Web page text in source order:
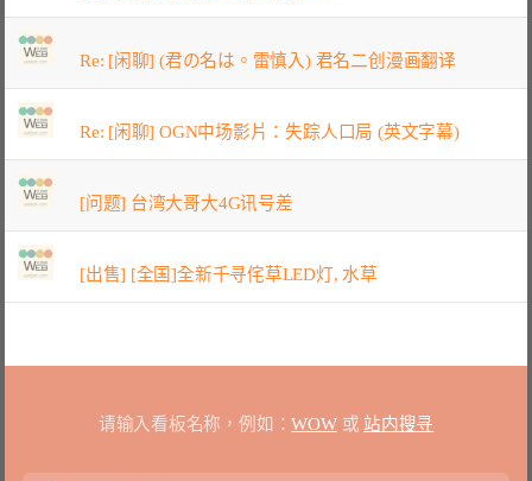
Re: [闲聊] (君の名は。雷慎入) 君名二创漫画翻译
Re: [闲聊] OGN中场影片：失踪人口局 (英文字幕)
[问题] 台湾大哥大4G讯号差
[出售] [全国]全新千寻侘草LED灯, 水草
请输入看板名称，例如：WOW或 站内搜寻